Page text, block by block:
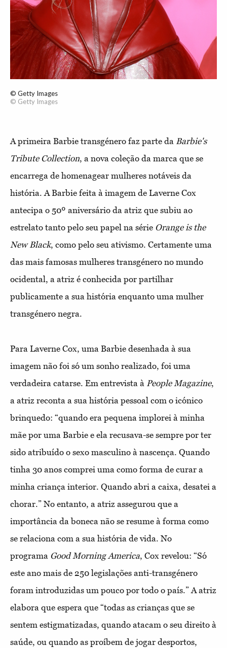
© Getty Images
© Getty Images
A primeira Barbie transgénero faz parte da Barbie's
Tribute Collection, a nova coleção da marca que se
encarrega de homenagear mulheres notáveis da
história. A Barbie feita à imagem de Laverne Cox
antecipa o 50º aniversário da atriz que subiu ao
estrelato tanto pelo seu papel na série Orange is the
New Black, como pelo seu ativismo. Certamente uma
das mais famosas mulheres transgénero no mundo
ocidental, a atriz é conhecida por partilhar
publicamente a sua história enquanto uma mulher
transgénero negra.
Para Laverne Cox, uma Barbie desenhada à sua
imagem não foi só um sonho realizado, foi uma
verdadeira catarse. Em entrevista à People Magazine,
a atriz reconta a sua história pessoal com o icónico
brinquedo: “quando era pequena implorei à minha
mãe por uma Barbie e ela recusava-se sempre por ter
sido atribuído o sexo masculino à nascença. Quando
tinha 30 anos comprei uma como forma de curar a
minha criança interior. Quando abri a caixa, desatei a
chorar.” No entanto, a atriz assegurou que a
importância da boneca não se resume à forma como
se relaciona com a sua história de vida. No
programa Good Morning America, Cox revelou: “Só
este ano mais de 250 legislações anti-transgénero
foram introduzidas um pouco por todo o país.” A atriz
elabora que espera que “todas as crianças que se
sentem estigmatizadas, quando atacam o seu direito à
saúde, ou quando as proíbem de jogar desportos,